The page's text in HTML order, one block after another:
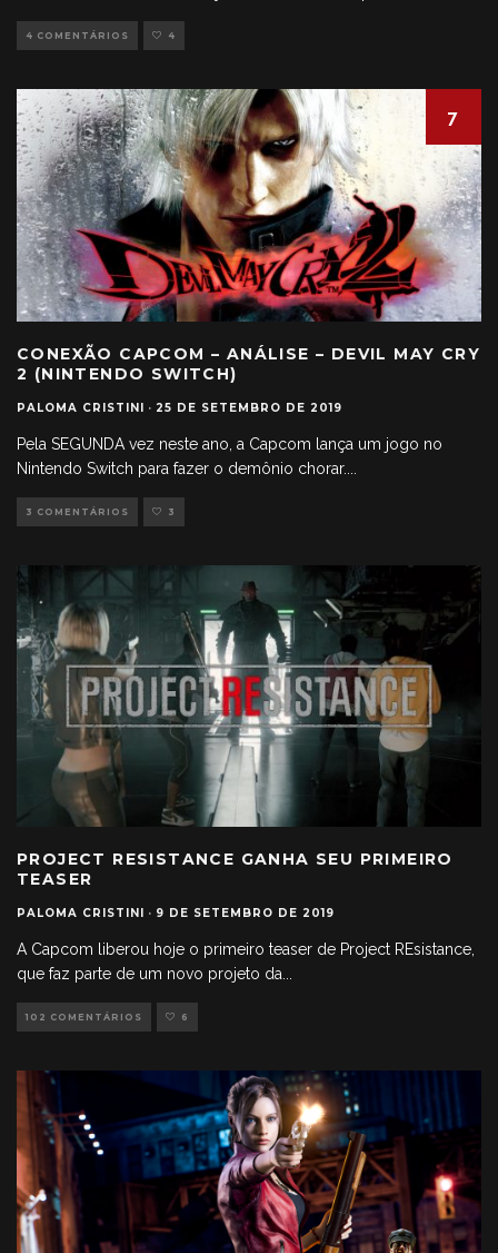
4 COMENTÁRIOS 4
7
CONEXÃO CAPCOM – ANÁLISE – DEVIL MAY CRY
2 (NINTENDO SWITCH)
PALOMA CRISTINI · 25 DE SETEMBRO DE 2019
Pela SEGUNDA vez neste ano, a Capcom lança um jogo no
Nintendo Switch para fazer o demônio chorar....
3 COMENTÁRIOS 3
PROJECT RESISTANCE GANHA SEU PRIMEIRO
TEASER
PALOMA CRISTINI · 9 DE SETEMBRO DE 2019
A Capcom liberou hoje o primeiro teaser de Project REsistance,
que faz parte de um novo projeto da
102 COMENTÁRIOS 6